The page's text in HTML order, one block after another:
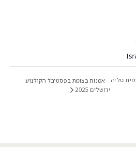
טליה
אמנות בצומת בפסטיבל הקולנוע
ירושלים 2025